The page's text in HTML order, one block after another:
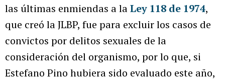
las últimas enmiendas a laLey 118 de 1974,
que creó la JLBP, fue para excluir los casos de
convictos por delitos sexuales de la
consideración del organismo, por lo que, si
Estefano Pino hubiera sido evaluado este año,